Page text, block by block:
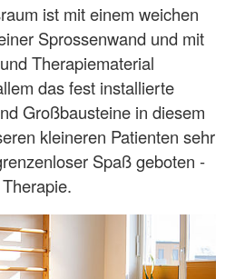
ist mit einem weichen
Sprossenwand und mit
Therapiematerial
das fest installierte
Großbausteine in diesem
kleineren Patienten sehr
Spaß geboten -